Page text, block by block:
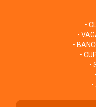
•
•
•
•
•